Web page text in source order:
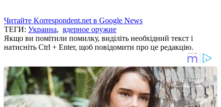
Читайте Korrespondent.net в Google News
ТЕГИ: Украина, ядерное оружие
Якщо ви помітили помилку, виділіть необхідний текст і
натисніть Ctrl + Enter, щоб повідомити про це редакцію.